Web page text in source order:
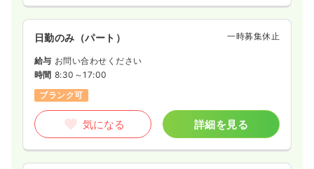
日勤のみ（パート） 一時募集休止
給与 お問い合わせください
時間 8:30～17:00
ブランク可
気になる 詳細を見る